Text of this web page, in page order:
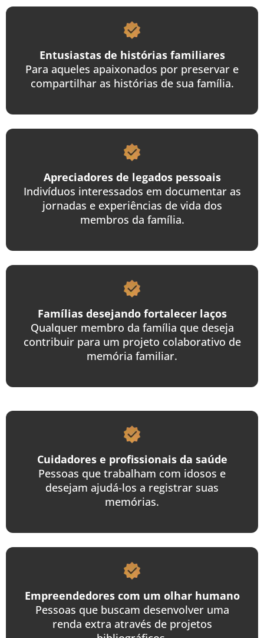
Entusiastas de histórias familiares
Para aqueles apaixonados por preservar e
compartilhar as histórias de sua família.
Apreciadores de legados pessoais
Indivíduos interessados em documentar as
jornadas e experiências de vida dos
membros da família.
Famílias desejando fortalecer laços
Qualquer membro da família que deseja
contribuir para um projeto colaborativo de
memória familiar.
Cuidadores e profissionais da saúde
Pessoas que trabalham com idosos e
desejam ajudá-los a registrar suas
memórias.
Empreendedores com um olhar humano
Pessoas que buscam desenvolver uma
renda extra através de projetos